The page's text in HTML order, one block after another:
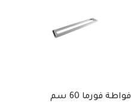
فواطة فورما 60 سم